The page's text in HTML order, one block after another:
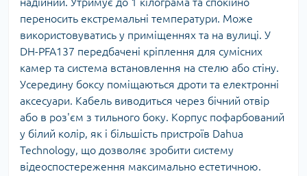
переносить екстремальні температури. Може
використовуватись у приміщеннях та на вулиці. У
DH-PFA137 передбачені кріплення для сумісних
камер та система встановлення на стелю або стіну.
Усередину боксу поміщаються дроти та електронні
аксесуари. Кабель виводиться через бічний отвір
або в роз'єм з тильного боку. Корпус пофарбований
у білий колір, як і більшість пристроїв Dahua
Technology, що дозволяє зробити систему
відеоспостереження максимально естетичною.